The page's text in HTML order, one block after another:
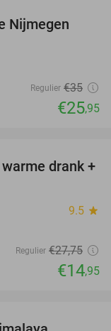
26%
Nijmegen
Regulier €35
€25,95
46%
drank +
9.5 star
Regulier €27,75
€14,95